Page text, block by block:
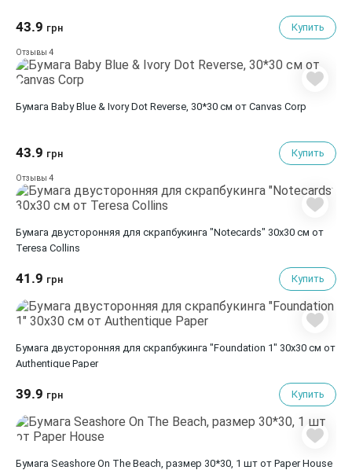
43.9 грн Купить
Отзывы 4
Бумага Baby Blue & Ivory Dot Reverse, 30*30 см от Canvas Corp
43.9 грн Купить
Отзывы 4
Бумага двусторонняя для скрапбукинга "Notecards" 30х30 см от
Teresa Collins
41.9 грн Купить
Бумага двусторонняя для скрапбукинга "Foundation 1" 30х30 см от
Authentique Paper
39.9 грн Купить
Бумага Seashore On The Beach, размер 30*30, 1 шт от Paper House